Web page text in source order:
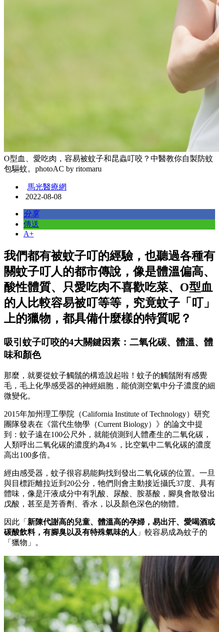
O型血、愛吃肉，容易被蚊子和昆蟲叮咬？中醫教你自製防蚊
包驅蚊。photoAC by ritomaru
馬光醫療網
2022-08-08
分享
傳送
A+
我們都有被蚊子叮的經驗，也聽過各種有
關蚊子叮人的都市傳說，像是體溫偏高、
酸性體質、只愛吃肉不喜歡吃菜、O型血
的人比較容易被叮等等，究竟蚊子「叮」
上的獵物，都具備什麼樣的特質呢？
吸引蚊子叮咬的4大關鍵因素：二氧化碳、體溫、體
味和顏色
那麼，就要從蚊子觸鬚的構造說起啦！蚊子的觸鬚附有感覺
毛，毛上化學感受器的神經細胞，能偵測空氣中分子濃度的細
微變化。
2015年加州理工學院（California Institute of Technology）研究
團隊發表在《當代生物學（Current Biology）》的論文中提
到：蚊子遠在100公尺外，就能偵測到人體產生的二氧化碳，
人類呼出二氧化碳的濃度約為4％，比空氣中二氧化碳的濃度
高出100多倍。
經由感受器，蚊子很容易能夠找到發出二氧化碳的位置。一旦
與目標距離拉近到20公分，牠們則會主動接近攝氏37度、具有
體味，像是汗液成分中有乳酸、尿酸、胺基酸，腳臭會散發出
戊酸，甚至是芳香劑、香水，以及顏色深色的物體。
因此「 新陳代謝高的兒童、體溫高的孕婦，易出汗、愛喝酒或
碳酸飲料，有腳臭以及有特殊氣味的人 」較容易成為蚊子的
「獵物」。